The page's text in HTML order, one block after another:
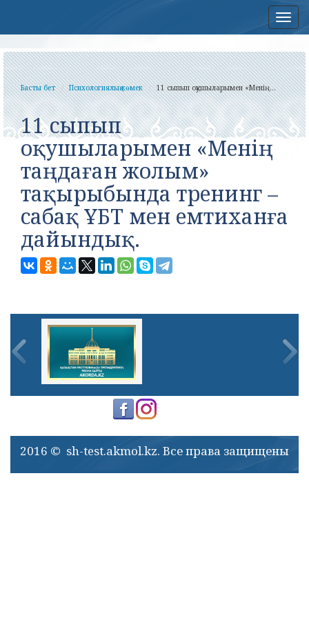
Басты бет Психологиялық көмек 11 сыпып оқушыларымен «Менің...
11 сыпып
оқушыларымен «Менің
таңдаған жолым»
тақырыбында тренинг –
сабақ ҰБТ мен емтиханға
дайындық.
2016 © sh-test.akmol.kz. Все права защищены